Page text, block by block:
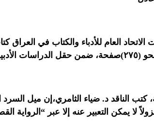
العام للأدباء والكتاب في
والنقدية.
الناقد د. ضياء الثامري،إن ميل
لا يمكن التعبير عنه إلا عبر “الرواية